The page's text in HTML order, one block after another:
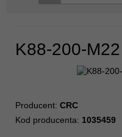
K88-200-M22
Producent: CRC
Kod producenta: 1035459